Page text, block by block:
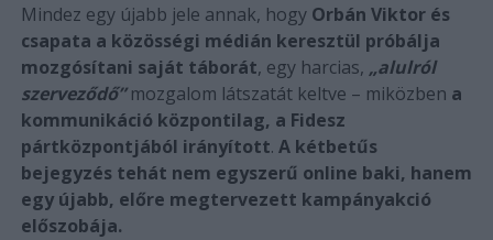
Mindez egy újabb jele annak, hogy Orbán Viktor és
csapata a közösségi médián keresztül próbálja
mozgósítani saját táborát, egy harcias, „alulról
szerveződő”mozgalom látszatát keltve – miközben a
kommunikáció központilag, a Fidesz
pártközpontjából irányított. A kétbetűs
bejegyzés tehát nem egyszerű online baki, hanem
egy újabb, előre megtervezett kampányakció
előszobája.